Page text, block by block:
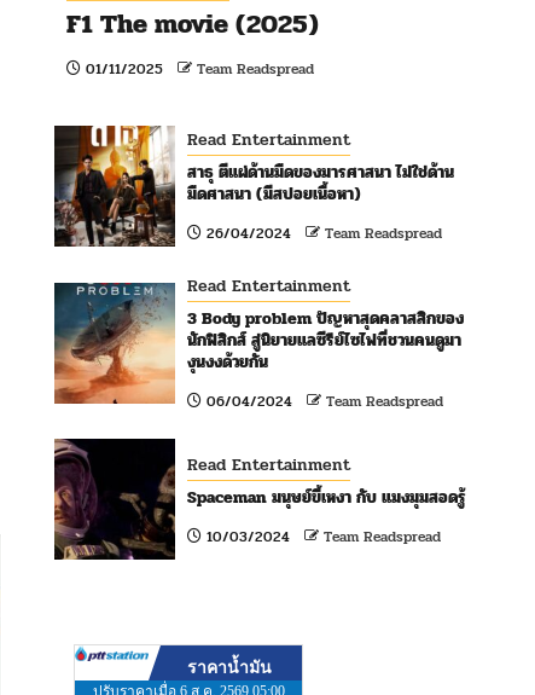
F1 The movie (2025)
01/11/2025 Team Readspread
Read Entertainment
สาธุ ตีแผ่ด้านมืดของมารศาสนา ไม่ใช่ด้าน
มืดศาสนา (มีสปอยเนื้อหา)
26/04/2024 Team Readspread
Read Entertainment
3 Body problem ปัญหาสุดคลาสสิกของ
นักฟิสิกส์ สู่นิยายแลซีรีย์ไซไฟที่ชวนคนดูมา
งุนงงด้วยกัน
06/04/2024 Team Readspread
Read Entertainment
Spaceman มนุษย์ขี้เหงา กับ แมงมุมสอดรู้
10/03/2024 Team Readspread